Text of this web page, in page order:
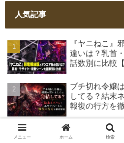
人気記事
『ヤニねこ』
違いは？乳首
話数別に比較
ブチ切れ令嬢
してる？結末
報復の行方を
氷の城壁 ミナ
る？付き合う
メニュー ホーム 検索